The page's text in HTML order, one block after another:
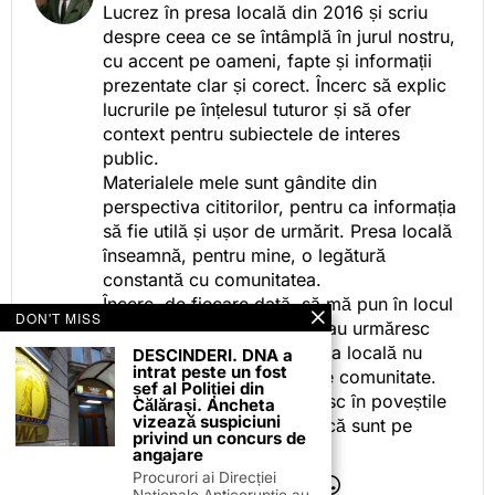
Lucrez în presa locală din 2016 și scriu
despre ceea ce se întâmplă în jurul nostru,
cu accent pe oameni, fapte și informații
prezentate clar și corect. Încerc să explic
lucrurile pe înțelesul tuturor și să ofer
context pentru subiectele de interes
public.
Materialele mele sunt gândite din
perspectiva cititorilor, pentru ca informația
să fie utilă și ușor de urmărit. Presa locală
înseamnă, pentru mine, o legătură
constantă cu comunitatea.
Încerc, de fiecare dată, să mă pun în locul
celor care citesc, privesc sau urmăresc
ceea ce fac. Pentru că presa locală nu
este despre mine, ci despre comunitate.
Iar dacă oamenii se regăsesc în poveștile
pe care le spun, înseamnă că sunt pe
drumul bun.
DON'T MISS
DESCINDERI. DNA a
intrat peste un fost
șef al Poliției din
Călărași. Ancheta
vizează suspiciuni
privind un concurs de
angajare
Procurori ai Direcției